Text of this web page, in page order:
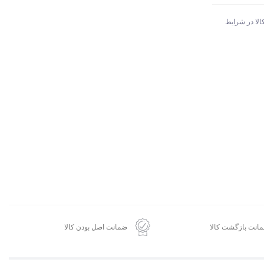
در شرایط
بازگشت کالا ضمانت اصل بودن کالا